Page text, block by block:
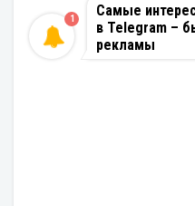
Самые
в Telegram –
рекламы
1